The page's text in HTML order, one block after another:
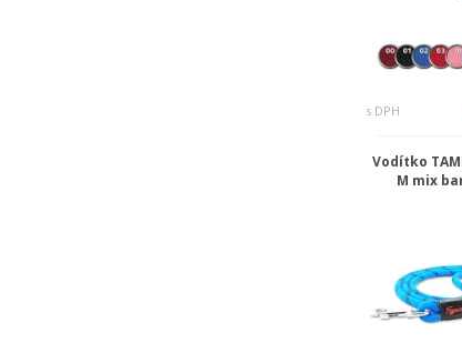
s DPH
Vodítko
M mix